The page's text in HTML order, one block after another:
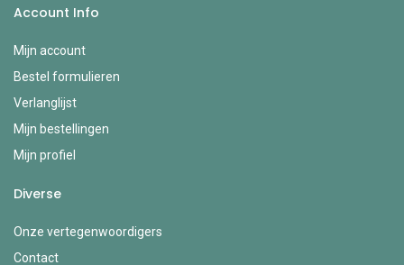
Account Info
Mijn account
Bestel formulieren
Verlanglijst
Mijn bestellingen
Mijn profiel
Diverse
Onze vertegenwoordigers
Contact